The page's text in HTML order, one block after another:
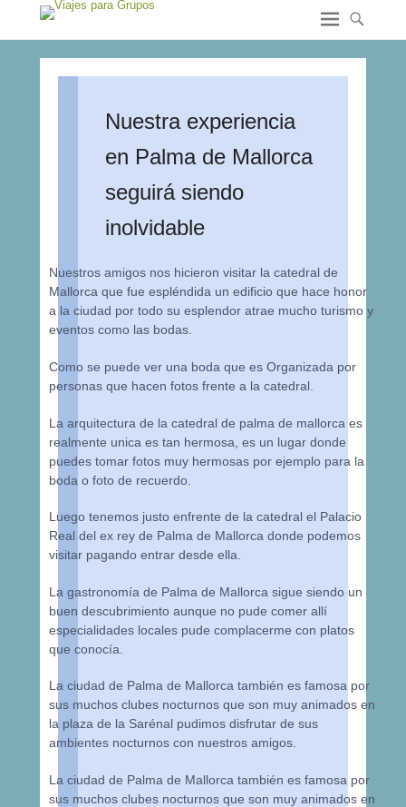
Nuestra experiencia
en Palma de Mallorca
seguirá siendo
inolvidable
Nuestros amigos nos hicieron visitar la catedral de
Mallorca que fue espléndida un edificio que hace honor
a la ciudad por todo su esplendor atrae mucho turismo y
eventos como las bodas.
Como se puede ver una boda que es Organizada por
personas que hacen fotos frente a la catedral.
La arquitectura de la catedral de palma de mallorca es
realmente unica es tan hermosa, es un lugar donde
puedes tomar fotos muy hermosas por ejemplo para la
boda o foto de recuerdo.
Luego tenemos justo enfrente de la catedral el Palacio
Real del ex rey de Palma de Mallorca donde podemos
visitar pagando entrar desde ella.
La gastronomía de Palma de Mallorca sigue siendo un
buen descubrimiento aunque no pude comer allí
especialidades locales pude complacerme con platos
que conocía.
La ciudad de Palma de Mallorca también es famosa por
sus muchos clubes nocturnos que son muy animados en
la plaza de la Sarénal pudimos disfrutar de sus
ambientes nocturnos con nuestros amigos.
La ciudad de Palma de Mallorca también es famosa por
sus muchos clubes nocturnos que son muy animados en